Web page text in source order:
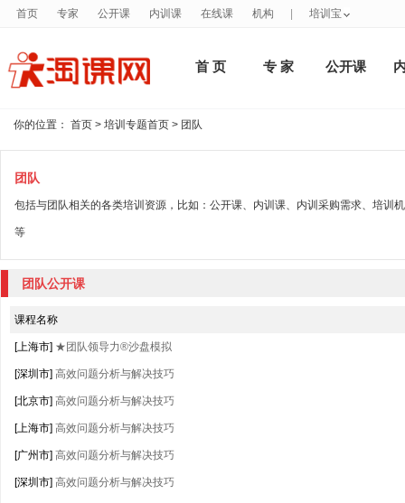
首 页 专 家 公开课
你的位置： 首页 > 培训专题首页 > 团队
团队
包括与团队相关的各类培训资源，比如：公开课、内训课、内训采购需求、培训
等
团队公开课
课程名称
[上海市] ★团队领导力®沙盘模拟
[深圳市] 高效问题分析与解决技巧
[北京市] 高效问题分析与解决技巧
[上海市] 高效问题分析与解决技巧
[广州市] 高效问题分析与解决技巧
[深圳市] 高效问题分析与解决技巧
首页 专家 公开课 内训课 在线课 机构 培训宝